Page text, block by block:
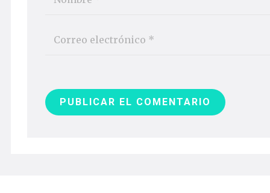
PUBLICAR EL COMENTARIO